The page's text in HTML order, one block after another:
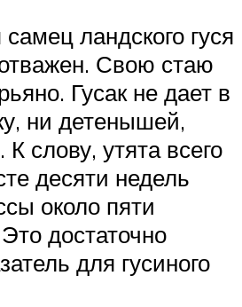
ландского гуся
Свою стаю
Гусак не дает в
ни детенышей,
слову, утята всего
десяти недель
около пяти
достаточно
для гусиного